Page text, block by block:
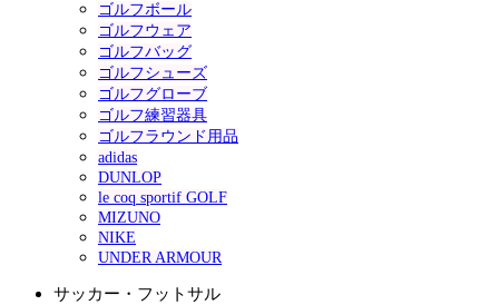
ゴルフボール
ゴルフウェア
ゴルフバッグ
ゴルフシューズ
ゴルフグローブ
ゴルフ練習器具
ゴルフラウンド用品
adidas
DUNLOP
le coq sportif GOLF
MIZUNO
NIKE
UNDER ARMOUR
サッカー・フットサル